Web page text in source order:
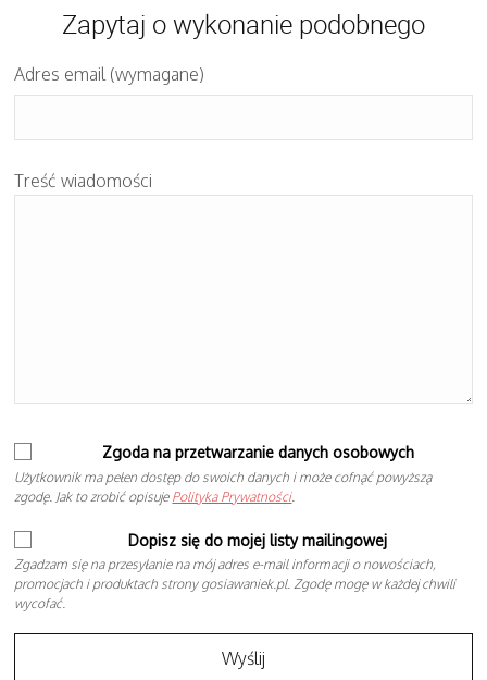
Zapytaj o wykonanie podobnego
Adres email (wymagane)
Treść wiadomości
Zgoda na przetwarzanie danych osobowych
Użytkownik ma pełen dostęp do swoich danych i może cofnąć powyższą
zgodę. Jak to zrobić opisuje Polityka Prywatności.
Dopisz się do mojej listy mailingowej
Zgadzam się na przesyłanie na mój adres e-mail informacji o nowościach,
promocjach i produktach strony gosiawaniek.pl. Zgodę mogę w każdej chwili
wycofać.